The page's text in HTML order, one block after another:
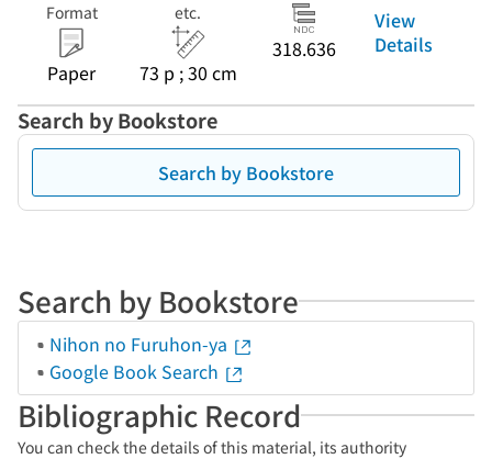
Format
Paper
etc.
73 p ; 30 cm
318.636
View
Details
Search by Bookstore
Search by Bookstore
Search by Bookstore
Nihon no Furuhon-ya
Google Book Search
Bibliographic Record
You can check the details of this material, its authority